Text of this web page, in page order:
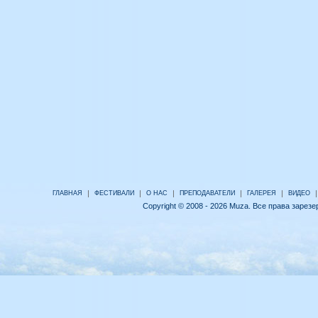
ГЛАВНАЯ | ФЕСТИВАЛИ | О НАС | ПРЕПОДАВАТЕЛИ | ГАЛЕРЕЯ | ВИДЕО
|
Copyright © 2008 - 2026 Muza. Все права